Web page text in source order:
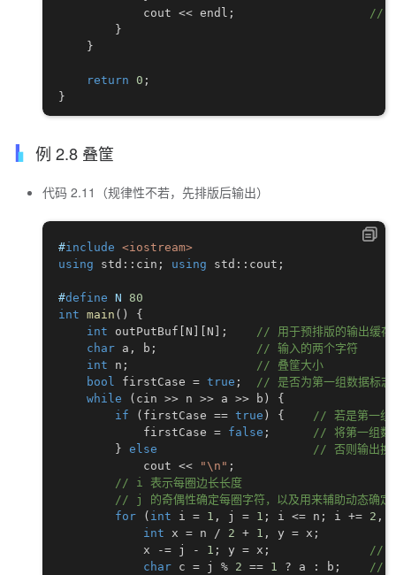
            cout
<< endl ;
//
}
}
return 0 ;
}
例 2.8 叠筐
代码 2.11（规律性不若，先排版后输出）
#include <iostream>
using std :: cin ; using std :: cout ;
#define N
80
int main ( )
{
int outPutBuf N N ;
// 用于预排版的输出缓存
char a , b ;
// 输入的两个字符
int n ;
// 叠筐大小
bool
firstCase = true ;
// 是否为第一组数据标
while
( cin >> n >> a >> b )
{
if
( firstCase == true ) {
// 若是第一组
            firstCase
= false ;
// 将第一组
} else
// 否则输出换
            cout
<< "\n" ;
// i 表示每圈边长长度
// j 的奇偶性确定每圈字符，以及用来辅助动态确定
for
( int i = 1 , j = 1 ; i <= n ; i += 2 ,
int x = n / 2 + 1 , y = x ;
            x
-= j - 1 ; y = x ;
//
char c = j % 2 == 1 ? a : b ;
//